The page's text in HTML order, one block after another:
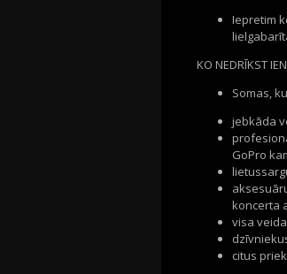
Iepretim
KO NEDRĪKST
Somas,
jebkāda
GoPro
koncerta
visa
citus